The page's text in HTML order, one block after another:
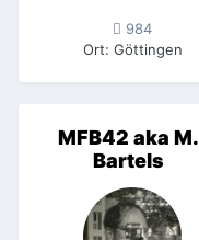
984
Ort: Göttingen
MFB42 aka M.
Bartels